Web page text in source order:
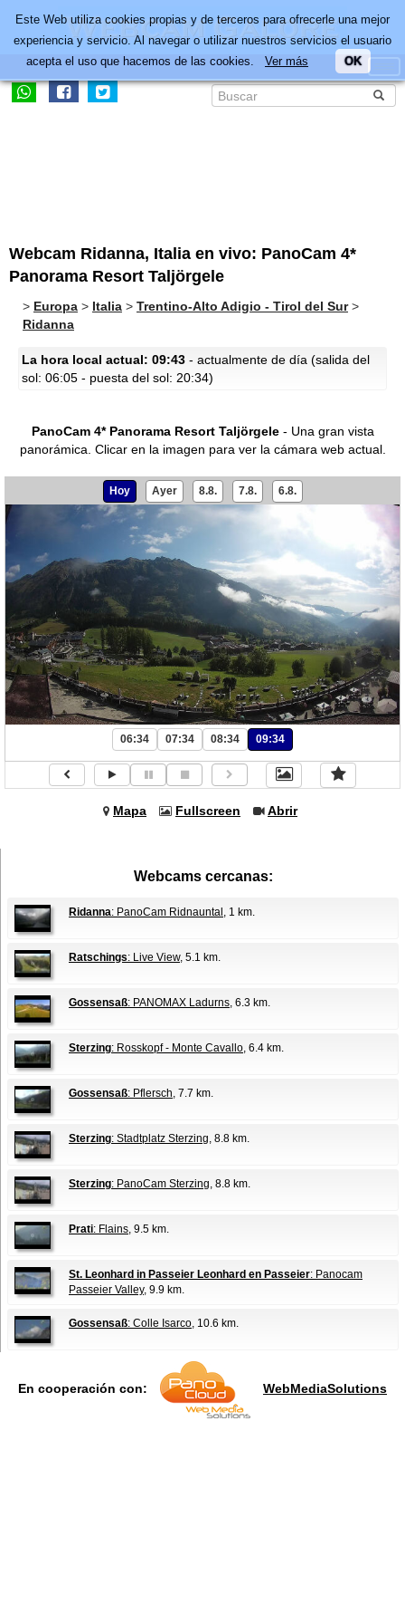
Webcam Ridanna, Italia en vivo: PanoCam 4*
Panorama Resort Taljörgele
> Europa > Italia > Trentino-Alto Adigio - Tirol del Sur>
Ridanna
La hora local actual: 09:43 - actualmente de día (salida del
sol: 06:05 - puesta del sol: 20:34)
PanoCam 4* Panorama Resort Taljörgele- Una gran vista
panorámica. Clicar en la imagen para ver la cámara web actual.
Hoy Ayer 8.8. 7.8. 6.8.
06:34 07:34 08:34 09:34
Mapa Fullscreen Abrir
Webcams cercanas:
Ridanna: PanoCam Ridnauntal , 1 km.
Ratschings: Live View, 5.1 km.
Gossensaß: PANOMAX Ladurns , 6.3 km.
Sterzing: Rosskopf - Monte Cavallo , 6.4 km.
Gossensaß: Pflersch , 7.7 km.
Sterzing: Stadtplatz Sterzing , 8.8 km.
Sterzing: PanoCam Sterzing , 8.8 km.
Prati: Flains , 9.5 km.
St. Leonhard in Passeier Leonhard en Passeier: Panocam
Passeier Valley, 9.9 km.
Gossensaß: Colle Isarco , 10.6 km.
En cooperación con: WebMediaSolutions
Este Web utiliza cookies propias y de terceros para ofrecerle una mejor
experiencia y servicio. Al navegar o utilizar nuestros servicios el usuario
acepta el uso que hacemos de las cookies. Ver más OK